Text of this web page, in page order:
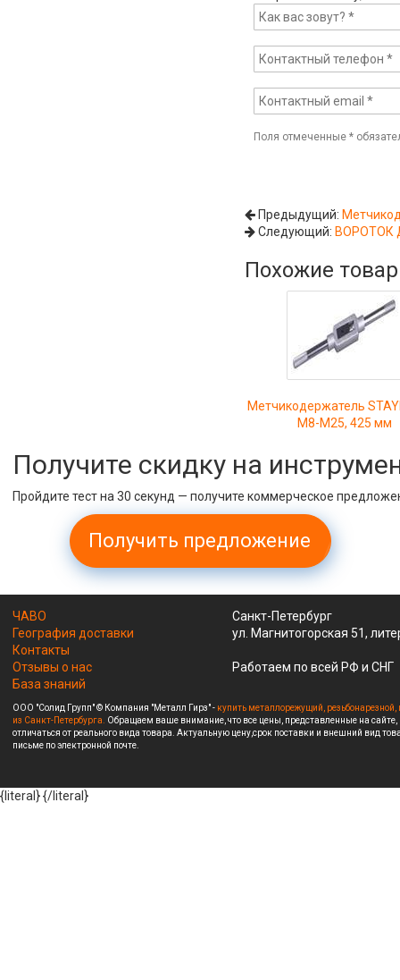
Поля отмеченные*
Предыдущий:
Следующий: ВОРОТОК
Похожие
Метчикодержатель
М8-М25, 425 мм
Получите скидку на
Пройдите тест на 30 секунд — получите коммерческое
Получить предложение
ЧАВО
География доставки
Контакты
Отзывы о нас
База знаний
Санкт-Петербург
ул. Магнитогорская 51,
Работаем по всей РФ и СНГ
ООО "Солид Групп" © Компания "Металл Гирз" - купить металлорежущий,
из Санкт-Петербурга. Обращаем ваше внимание, что все цены, представленные на
отличаться от реального вида товара. Актуальную цену,срок поставки и внешний вид
письме по электронной почте.
{literal}{/literal}